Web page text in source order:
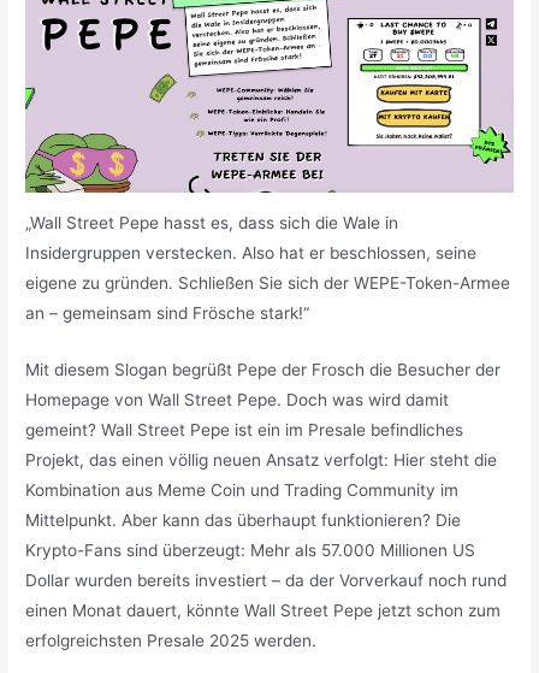
„Wall Street Pepe hasst es, dass sich die Wale in
Insidergruppen verstecken. Also hat er beschlossen, seine
eigene zu gründen. Schließen Sie sich der WEPE-Token-Armee
an – gemeinsam sind Frösche stark!“
Mit diesem Slogan begrüßt Pepe der Frosch die Besucher der
Homepage von Wall Street Pepe. Doch was wird damit
gemeint? Wall Street Pepe ist ein im Presale befindliches
Projekt, das einen völlig neuen Ansatz verfolgt: Hier steht die
Kombination aus Meme Coin und Trading Community im
Mittelpunkt. Aber kann das überhaupt funktionieren? Die
Krypto-Fans sind überzeugt: Mehr als 57.000 Millionen US
Dollar wurden bereits investiert – da der Vorverkauf noch rund
einen Monat dauert, könnte Wall Street Pepe jetzt schon zum
erfolgreichsten Presale 2025 werden.